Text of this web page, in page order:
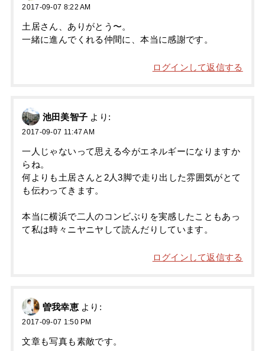
2017-09-07 8:22 AM
土居さん、ありがとう〜。
一緒に進んでくれる仲間に、本当に感謝です。
ログインして返信する
池田美智子 より:
2017-09-07 11:47 AM
一人じゃないって思える今がエネルギーになりますか
らね。
何よりも土居さんと2人3脚で走り出した雰囲気がとて
も伝わってきます。
本当に横浜で二人のコンビぶりを実感したこともあっ
て私は時々ニヤニヤして読んだりしています。
ログインして返信する
曽我幸恵 より:
2017-09-07 1:50 PM
文章も写真も素敵です。